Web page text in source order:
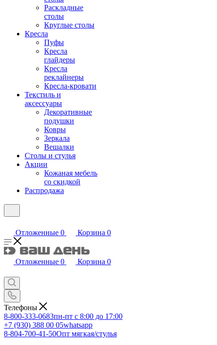
Раскладные
столы
Круглые столы
Кресла
Пуфы
Кресла
глайдеры
Кресла
реклайнеры
Кресла-кровати
Текстиль и
аксессуары
Декоративные
подушки
Ковры
Зеркала
Вешалки
Столы и стулья
Акции
Кожаная мебель
со скидкой
Распродажа
Отложенные 0 Корзина 0
Отложенные 0 Корзина 0
Телефоны
8-800-333-0683пн-пт с 8:00 до 17:00
+7 (930) 388 00 05whatsapp
8-804-700-41-50Опт мягкая/стулья